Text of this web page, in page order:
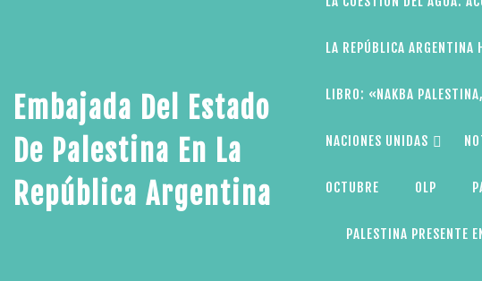
Embajada Del Estado
De Palestina En La
República Argentina
LA REPÚBLICA ARGENTINA
LIBRO: «NAKBA
NACIONES UNIDAS
OCTUBRE OLP
PALESTINA PRESENTE